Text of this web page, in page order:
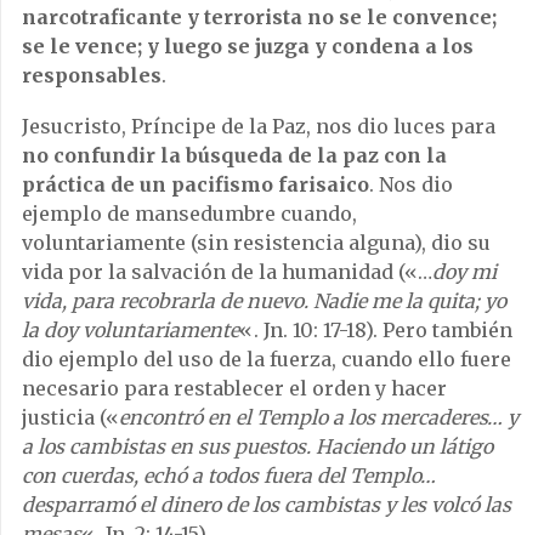
narcotraficante y terrorista no se le convence;
se le vence; y luego se juzga y condena a los
responsables.
Jesucristo, Príncipe de la Paz, nos dio luces para
no confundir la búsqueda de la paz con la
práctica de un pacifismo farisaico. Nos dio
ejemplo de mansedumbre cuando,
voluntariamente (sin resistencia alguna), dio su
vida por la salvación de la humanidad («…doy mi
vida, para recobrarla de nuevo. Nadie me la quita; yo
la doy voluntariamente«. Jn. 10: 17-18). Pero también
dio ejemplo del uso de la fuerza, cuando ello fuere
necesario para restablecer el orden y hacer
justicia («encontró en el Templo a los mercaderes… y
a los cambistas en sus puestos. Haciendo un látigo
con cuerdas, echó a todos fuera del Templo…
desparramó el dinero de los cambistas y les volcó las